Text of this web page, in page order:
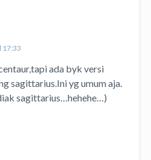
17:33
ada byk versi
sagittarius.Ini yg umum aja.
sagittarius…hehehe…)